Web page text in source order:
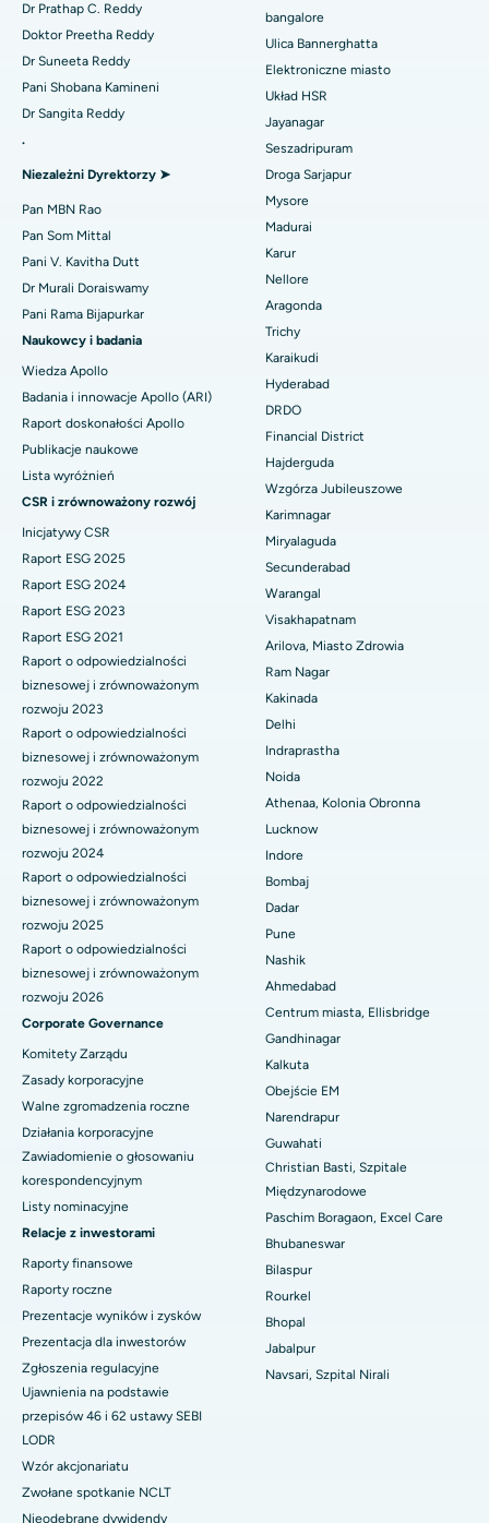
Znajdź ginekologa
Znajdź psychologa
Znajdź chirurga ogólnego
Najlepszy szpital przy Kanpur Road w Lucknow
Najlepszy szpital w sektorze 26, Noida
Najlepszy szpital w Gandhinagarze, Ahmedabad
Najlepszy szpital w Aragondzie, Andhra Pradesh
Najlepszy szpital przy Bannerghatta Road w Bangalore
Najlepszy szpital w oddziale 15 w Bhubaneswar
Najlepszy szpital przy Seepat Road w Bilaspur
Najlepszy szpital w Ellisbridge, Ahmedabad
Najlepszy szpital w Nowym Delhi
Najlepszy szpital w DRDO, Hajdarabad
Najlepszy szpital przy GS Road w Guwahati
Najlepszy szpital w Hajdarabadzie
Najlepszy szpital w Vijay Nagar, Indore
Najlepszy szpital przy Suryaraopeta Main Road, Kakinada
Najlepszy szpital przy Canal Circular Road w Kalkucie
Najlepszy szpital w dzielnicy biznesowej Belapur, Navi Mumbai
Najlepszy szpital w Panchavati, Nashik
Najlepszy szpital w Secunderabad, Hajdarabad
Najlepszy szpital w Seshadripuram, Bangalore
Najlepszy szpital przy Waltair Main Road, Visakhapatnam
Najlepszy szpital na Subhash Nagar Road, Karimnagar
Najlepszy szpital w Managari, Karaikudi
Najlepszy szpital w Arepally, Warangal
Najlepszy szpital w Arera Colony, Bhopal
Najlepszy szpital w Jayanagar, Bangalore
Najlepszy szpital w KK Nagar, Madurai
Najlepszy szpital w Ramji Nagar, Nellore
Najlepszy szpital w sektorze 19, Rourkela
Najlepszy szpital w Swargate, Pune
Najlepszy szpital onkologiczny dla kobiet w południowym Delhi
Minimalnie inwazyjna kardiochirurgia
Ablacja cewnika
Operacja rekonstrukcji ACL
Ablacja endometrium
Embolizacja tętnicy macicznej
Cystektomia jajnika
Operacja raka piersi
Kolonoskopia
Polipektomia
Głęboka stymulacja mózgu
Dializa otrzewnowa
Biopsja nerki
Paratyroidektomia
Chirurgia cytoredukcyjna
Ceramiczna całkowita wymiana stawu kolanowego
ERCP
Dr Prathap C. Reddy
Doktor Preetha Reddy
Dr Suneeta Reddy
Pani Shobana Kamineni
Dr Sangita Reddy
.
Niezależni Dyrektorzy ➤
Pan MBN Rao
Pan Som Mittal
Pani V. Kavitha Dutt
Dr Murali Doraiswamy
Pani Rama Bijapurkar
Naukowcy i badania
Wiedza Apollo
Badania i innowacje Apollo (ARI)
Raport doskonałości Apollo
Publikacje naukowe
Lista wyróżnień
CSR i zrównoważony rozwój
Inicjatywy CSR
Raport ESG 2025
Raport ESG 2024
Raport ESG 2023
Raport ESG 2021
Raport o odpowiedzialności
biznesowej i zrównoważonym
rozwoju 2023
Raport o odpowiedzialności
biznesowej i zrównoważonym
rozwoju 2022
Raport o odpowiedzialności
biznesowej i zrównoważonym
rozwoju 2024
Raport o odpowiedzialności
biznesowej i zrównoważonym
rozwoju 2025
Raport o odpowiedzialności
biznesowej i zrównoważonym
rozwoju 2026
Corporate Governance
Komitety Zarządu
Zasady korporacyjne
Walne zgromadzenia roczne
Działania korporacyjne
Zawiadomienie o głosowaniu
korespondencyjnym
Listy nominacyjne
Relacje z inwestorami
Raporty finansowe
Raporty roczne
Prezentacje wyników i zysków
Prezentacja dla inwestorów
Zgłoszenia regulacyjne
Ujawnienia na podstawie
przepisów 46 i 62 ustawy SEBI
LODR
Wzór akcjonariatu
Zwołane spotkanie NCLT
Nieodebrane dywidendy
bangalore
Ulica Bannerghatta
Elektroniczne miasto
Układ HSR
Jayanagar
Seszadripuram
Droga Sarjapur
Mysore
Madurai
Karur
Nellore
Aragonda
Trichy
Karaikudi
Hyderabad
DRDO
Financial District
Hajderguda
Wzgórza Jubileuszowe
Karimnagar
Miryalaguda
Secunderabad
Warangal
Visakhapatnam
Arilova, Miasto Zdrowia
Ram Nagar
Kakinada
Delhi
Indraprastha
Noida
Athenaa, Kolonia Obronna
Lucknow
Indore
Bombaj
Dadar
Pune
Nashik
Ahmedabad
Centrum miasta, Ellisbridge
Gandhinagar
Kalkuta
Obejście EM
Narendrapur
Guwahati
Christian Basti, Szpitale
Międzynarodowe
Paschim Boragaon, Excel Care
Bhubaneswar
Bilaspur
Rourkel
Bhopal
Jabalpur
Navsari, Szpital Nirali